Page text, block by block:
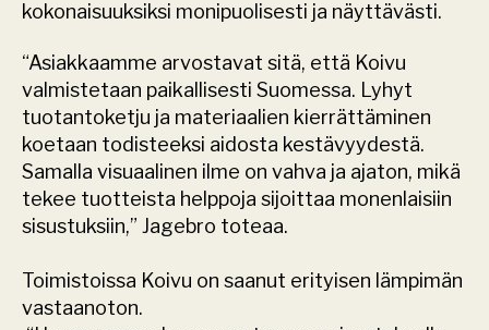
kokonaisuuksiksi monipuolisesti ja näyttävästi.
“Asiakkaamme arvostavat sitä, että Koivu
valmistetaan paikallisesti Suomessa. Lyhyt
tuotantoketju ja materiaalien kierrättäminen
koetaan todisteeksi aidosta kestävyydestä.
Samalla visuaalinen ilme on vahva ja ajaton, mikä
tekee tuotteista helppoja sijoittaa monenlaisiin
sisustuksiin,” Jagebro toteaa.
Toimistoissa Koivu on saanut erityisen lämpimän
vastaanoton.